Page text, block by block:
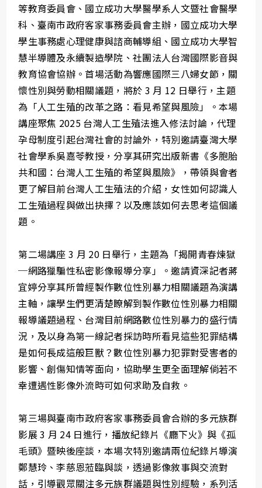
等教育委員會、國立成功大學醫學系人文暨社會醫學
科、臺南市政府客家事務委員會主辦，國立成功大學
學生事務處心理健康與諮商輔導組、國立成功大學智
慧半導體及永續製造學院、社團法人台灣國際影音與
教育協會協辦。首場活動為響應國際三八婦女節，關
懷性別與勞動相關議題，將於 3 月 12 日舉行，主題
為「人工生殖的改革之路：看見希望與風險」。本場
講座聚焦 2025 台灣人工生殖法進入修法討論，代理
孕母制度引起台灣社會的討論外，特別邀請臺灣大學
社會學系吳嘉苓教授，分享其研究出版新書《多胞胎
共和國：台灣人工生殖的希望與風險》，帶領與會者
更了解目前台灣人工生殖法的介紹，女性如何認識人
工生殖過程與做出抉擇？以及應該如何去思考這個議
題。
第二場講座 3 月 20 日舉行，主題為「揭開青春煉獄
─網路獵騙性私密影像報導分享」。邀請資深記者蔣
宜婷分享其所曾經製作數位性別暴力相關議題為演講
主軸，讓學生們更清楚瞭解到製作數位性別暴力相關
報導議題過程、台灣目前網路數位性別暴力的盛行情
況，及以身為第一線記者採訪時所看見這些犯罪結構
是如何長成這般巨獸？數位性別暴力犯罪對受害者的
影響、創傷知情等面向，協助學生更全面理解倘若不
幸遭遇性影像外流時可如何求助及自救。
第三場與臺南市政府客家事務委員會合辦的多元族群
影展 3 月 24 日進行，播放紀錄片《廳下火》與《孤
毛頭》暨映後座談，本場次特別邀請兩位紀錄片導演
鄭慧玲、李慈恩蒞臨與談，透過影像敘事與交流對
話，引導觀眾關注多元族群議題與性別經驗，系列活